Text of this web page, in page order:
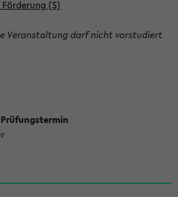
(S)
Veranstaltung darf nicht vorstudiert